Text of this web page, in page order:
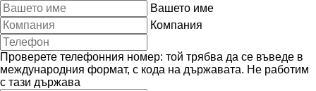
Вашето име
Компания
Проверете телефонния номер: той трябва да се въведе в
международния формат, с кода на държавата. Не работим
с тази държава